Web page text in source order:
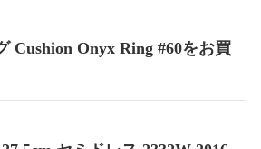
Cushion Onyx Ring #60をお買